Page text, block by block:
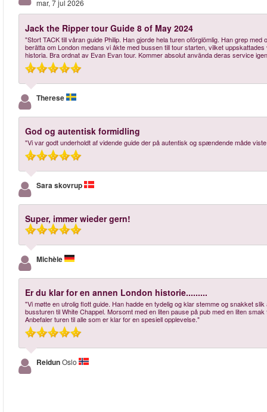
mar, 7 jul 2026
Jack the Ripper tour Guide 8 of May 2024
"Stort TACK till våran guide Philip. Han gjorde hela turen oförglömlig. Han grep
berätta om London medans vi åkte med bussen till tour starten, vilket
historia. Bra ordnat av Evan Evan tour. Kommer absolut använda deras service
Therese
God og autentisk formidling
"Vi var godt underholdt af vidende guide der på autentisk og spændende måde
Sara skovrup
Super, immer wieder gern!
Michèle
Er du klar for en annen London historie.........
"Vi møtte en utrolig flott guide. Han hadde en tydelig og klar stemme og snakket
bussturen til White Chappel. Morsomt med en liten pause på pub med en liten
Anbefaler turen til alle som er klar for en spesiell opplevelse."
ReidunOslo